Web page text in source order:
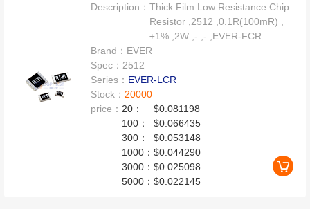
Description：Thick Film Low Resistance Chip
Resistor ,2512 ,0.1R(100mR) ,
±1% ,2W ,- ,- ,EVER-FCR
Brand： EVER
Spec： 2512
Series： EVER-LCR
Stock： 20000
price： 20：
$0.081198
100：
$0.066435
300：
$0.053148
1000：$0.044290
3000：$0.025098
5000：$0.022145